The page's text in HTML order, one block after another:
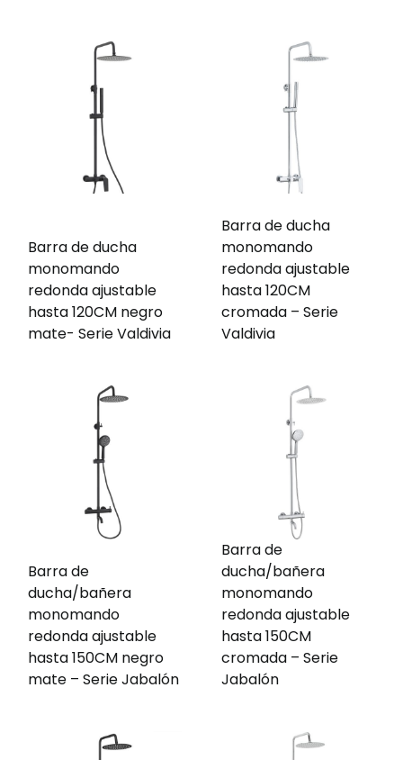
Barra de ducha
monomando
redonda ajustable
hasta 120CM negro
mate- Serie Valdivia
Barra de ducha
monomando
redonda ajustable
hasta 120CM
cromada – Serie
Valdivia
Barra de
ducha/bañera
monomando
redonda ajustable
hasta 150CM negro
mate – Serie Jabalón
Barra de
ducha/bañera
monomando
redonda ajustable
hasta 150CM
cromada – Serie
Jabalón